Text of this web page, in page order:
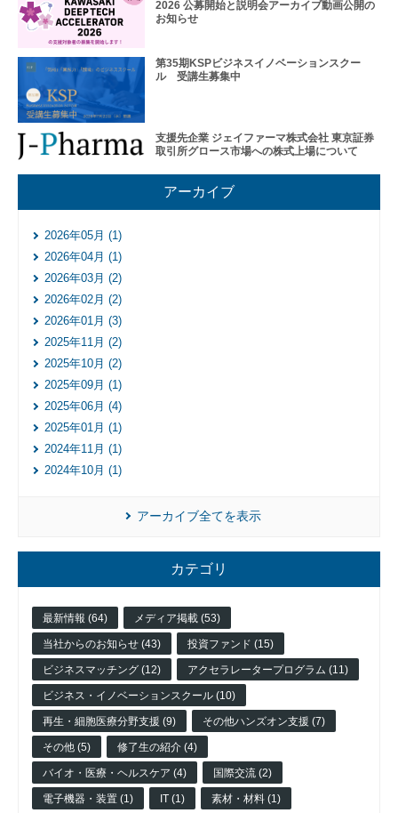
投
資
先
企
ネッ
ワー
ク企
業
2026 公募開始と説明会アーカイブ動画公開の
お知らせ
第35期KSPビジネスイノベーションスクー
ル 受講生募集中
支援先企業 ジェイファーマ株式会社 東京証券
取引所グロース市場への株式上場について
アーカイブ
2026年05月 (1)
2026年04月 (1)
2026年03月 (2)
2026年02月 (2)
2026年01月 (3)
2025年11月 (2)
2025年10月 (2)
2025年09月 (1)
2025年06月 (4)
2025年01月 (1)
2024年11月 (1)
2024年10月 (1)
アーカイブ全てを表示
カテゴリ
最新情報 (64) メディア掲載 (53)
当社からのお知らせ (43) 投資ファンド (15)
ビジネスマッチング (12) アクセラレータープログラム (11)
ビジネス・イノベーションスクール (10)
再生・細胞医療分野支援 (9) その他ハンズオン支援 (7)
その他 (5) 修了生の紹介 (4)
バイオ・医療・ヘルスケア (4) 国際交流 (2)
電子機器・装置 (1) IT (1) 素材・材料 (1)